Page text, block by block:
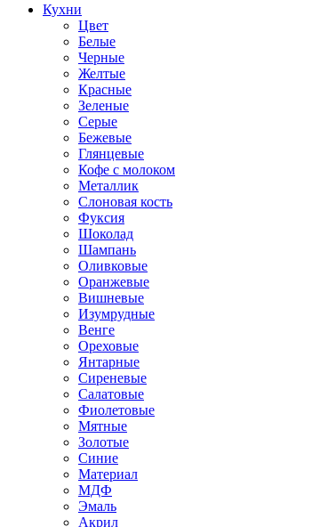
Кухни
Цвет
Белые
Черные
Желтые
Красные
Зеленые
Серые
Бежевые
Глянцевые
Кофе с молоком
Металлик
Слоновая кость
Фуксия
Шоколад
Шампань
Оливковые
Оранжевые
Вишневые
Изумрудные
Венге
Ореховые
Янтарные
Сиреневые
Салатовые
Фиолетовые
Мятные
Золотые
Синие
Материал
МДФ
Эмаль
Акрил